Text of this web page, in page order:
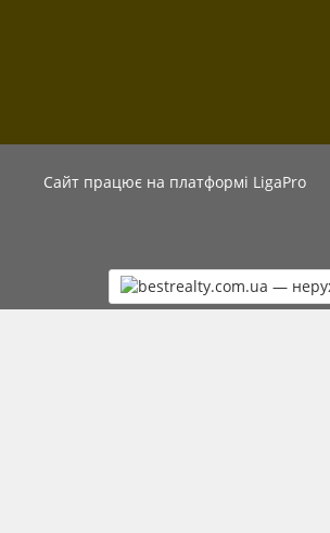
Сайт працює на платформі LigaPro